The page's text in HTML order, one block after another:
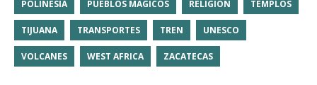
POLINESIA PUEBLOS MÁGICOS RELIGIÓN TEMPLOS
TIJUANA TRANSPORTES TREN UNESCO
VOLCANES WEST AFRICA ZACATECAS